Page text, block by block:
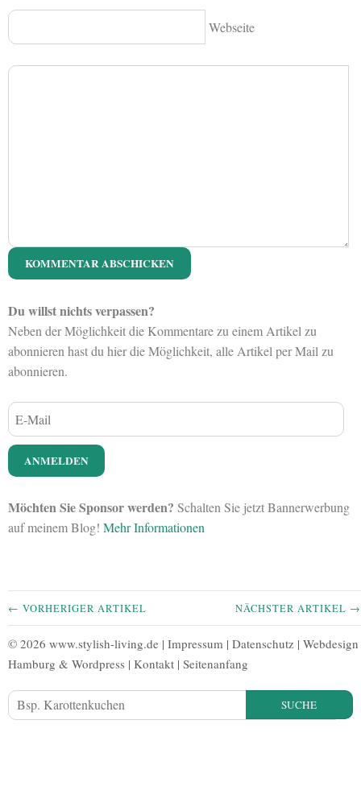
Webseite
Du willst nichts verpassen?
Neben der Möglichkeit die Kommentare zu einem Artikel zu
abonnieren hast du hier die Möglichkeit, alle Artikel per Mail zu
abonnieren.
Möchten Sie Sponsor werden? Schalten Sie jetzt Bannerwerbung
auf meinem Blog! Mehr Informationen
← VORHERIGER ARTIKEL NÄCHSTER ARTIKEL →
© 2026 www.stylish-living.de | Impressum | Datenschutz | Webdesign
Hamburg & Wordpress | Kontakt | Seitenanfang
SUCHE